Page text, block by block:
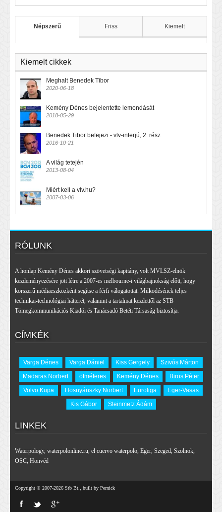
Népszerű Friss Kiemelt
Kiemelt cikkek
Meghalt Benedek Tibor
2020-06-18
Kemény Dénes bejelentette lemondását
2018-05-29
Benedek Tibor befejezi - vlv-interjú, 2. rész
2016-10-21
A világ tetején
2013-08-04
Miért kell a vlv.hu?
2007-03-06
RÓLUNK
A honlap Kemény Dénes akkori szövetségi kapitány, volt MVLSZ-elnök
kezdeményezésére jött létre a 2007-es melbourne-i világbajnokság előtt, hogy
korszerű médiaeszközként segítse a férfi válogatottat. Működésének teljes
technikai-technológiai hátterét, valamint a tartalmat kezdettől az STB
Tömegkommunikációs Kiadói és Tanácsadó Betéti Társaság biztosítja.
CÍMKÉK
Varga Dénes Varga Dániel Kiss Gergely
Szivós Márton
Madaras Norbert
ötméteres Kemény Dénes
Biros Péter
Volvo Kupa
Hosnyánszky Norbert Euroliga
Eger-Vasas
Kis Gábor
Steinmetz Ádám
LINKEK
Waterpology, waterpolonline.ru, el cuervo waterpolo, Eger, Szeged, Szolnok,
OSC, Honvéd
Copyright © 2007-2026 Stb Bt., built by Pernick